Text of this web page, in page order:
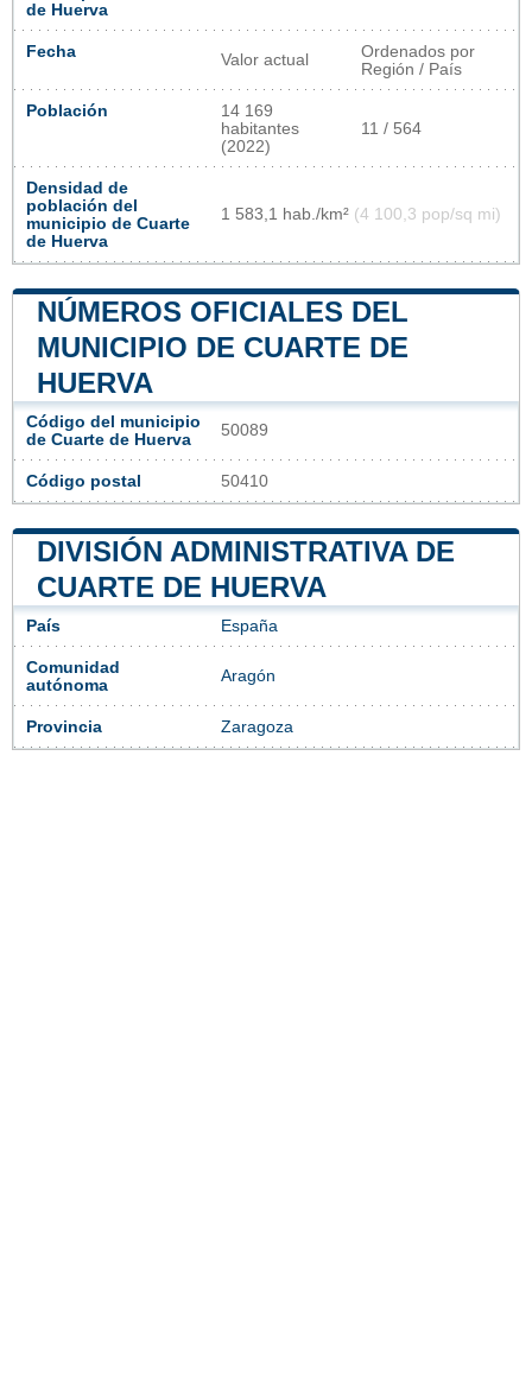
de Huerva
Fecha Valor actual
Ordenados por
Región / País
Población
14 169
habitantes
(2022)
11 / 564
Densidad de
población del
municipio de Cuarte
de Huerva
1 583,1 hab./km² (4 100,3 pop/sq mi)
NÚMEROS OFICIALES DEL
MUNICIPIO DE CUARTE DE
HUERVA
Código del municipio
de Cuarte de Huerva
50089
Código postal 50410
DIVISIÓN ADMINISTRATIVA DE
CUARTE DE HUERVA
País España
Comunidad
autónoma
Aragón
Provincia Zaragoza